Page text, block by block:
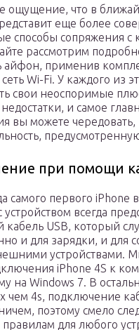
ощущение, что в
еще более
способы сопряжения с
рассмотрим
айфон, применив
Wi-Fi. У каждого из
свои неоспоримые
и самое
вы можете чередовать,
при помощи
самого первого iPhone
всегда
USB, который
и для зарядки, и для
устройствами.
iPhone 4S к
на Windows 7. В
чем 4s, подключение
поэтому смело
для любого